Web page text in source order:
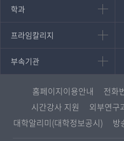
학과
인문과학대학
국어국문학과
영어영문학과
일본학과
사회과학대학
프라임칼리지
프라임칼리지
학사학위과정
평생교육과정
부속기관
부속기관
중앙도서관
원격교육혁신연구원
통합인문학연구소
디지털미디어센터
홈페이지이용안내 전화
시간강사 지원
외부연구
대학알리미(대학정보공시)
방